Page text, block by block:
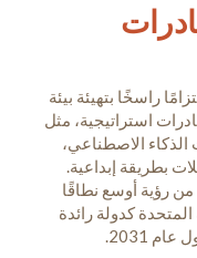
راسخًا بتهيئة بيئة
استراتيجية، مثل
الاصطناعي،
بطريقة إبداعية.
رؤية أوسع نطاقًا
كدولة رائدة
2031.